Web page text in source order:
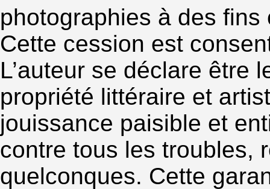
photographies à des fins
Cette cession est
L’auteur se déclare être
propriété littéraire et
jouissance paisible et
contre tous les troubles,
quelconques. Cette